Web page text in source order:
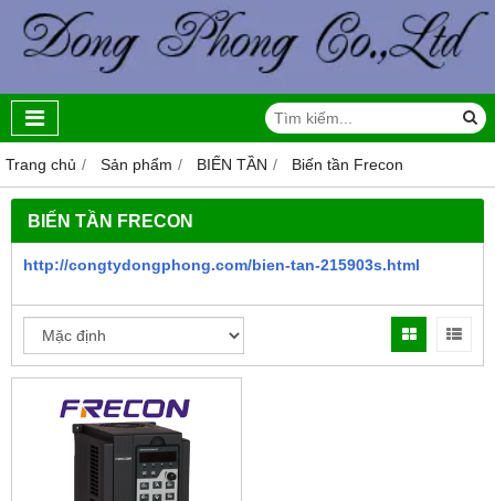
Trang chủ Sản phẩm BIẾN TẦN Biến tần Frecon
BIẾN TẦN FRECON
http://congtydongphong.com/bien-tan-215903s.html